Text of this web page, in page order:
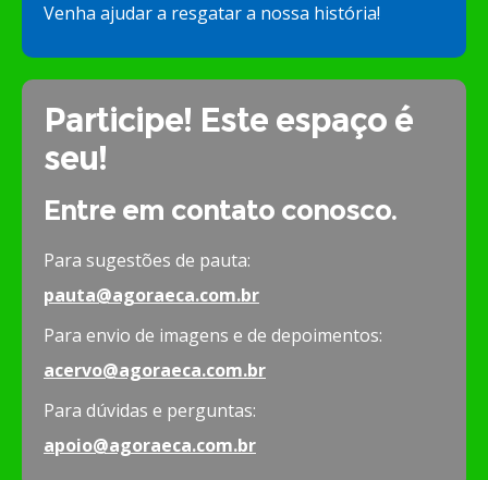
Venha ajudar a resgatar a nossa história!
Participe! Este espaço é
seu!
Entre em contato conosco.
Para sugestões de pauta:
pauta@agoraeca.com.br
Para envio de imagens e de depoimentos:
acervo@agoraeca.com.br
Para dúvidas e perguntas:
apoio@agoraeca.com.br